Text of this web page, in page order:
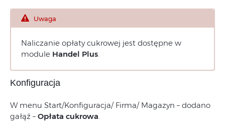
Uwaga
Naliczanie opłaty cukrowej jest dostępne w
module Handel Plus.
Konfiguracja
W menu Start/Konfiguracja/ Firma/ Magazyn – dodano
gałąź – Opłata cukrowa.